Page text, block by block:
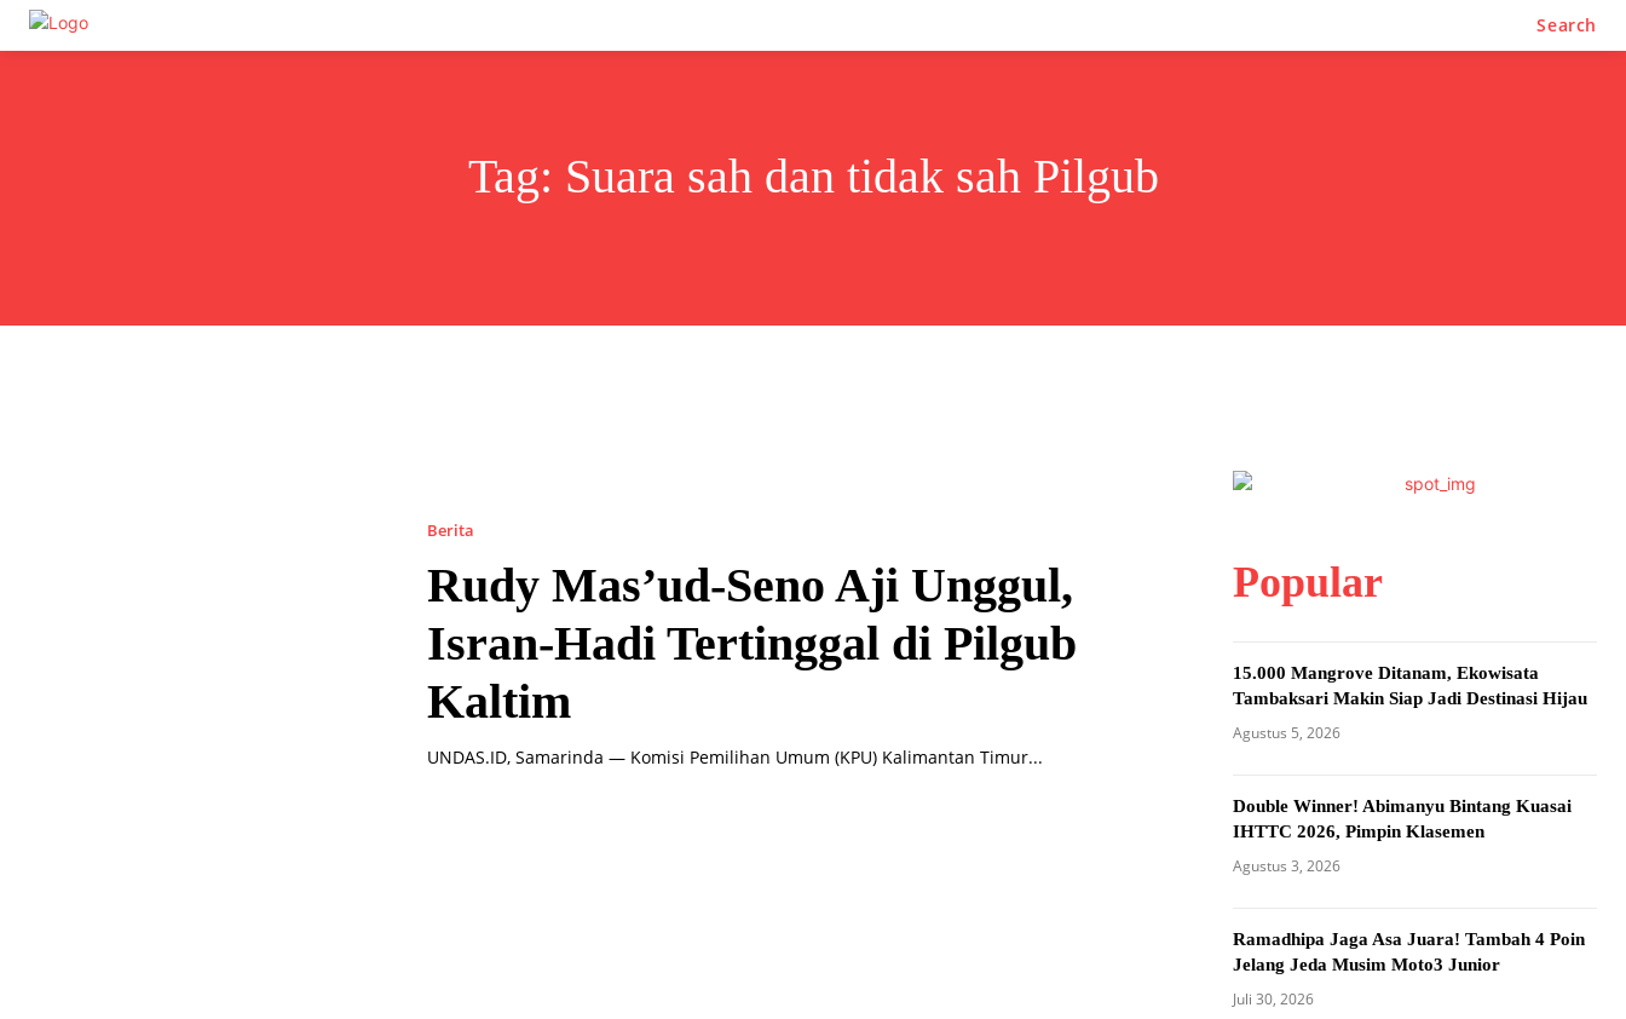
Search
Tag: Suara sah dan tidak sah Pilgub
Berita
Rudy Mas’ud-Seno Aji Unggul,
Isran-Hadi Tertinggal di Pilgub
Kaltim
UNDAS.ID, Samarinda — Komisi Pemilihan Umum (KPU) Kalimantan Timur...
Popular
15.000 Mangrove Ditanam, Ekowisata
Tambaksari Makin Siap Jadi Destinasi Hijau
Agustus 5, 2026
Double Winner! Abimanyu Bintang Kuasai
IHTTC 2026, Pimpin Klasemen
Agustus 3, 2026
Ramadhipa Jaga Asa Juara! Tambah 4 Poin
Jelang Jeda Musim Moto3 Junior
Juli 30, 2026